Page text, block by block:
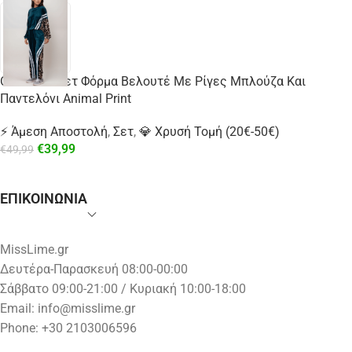
Oversized Σετ Φόρμα Βελουτέ Με Ρίγες Μπλούζα Και
Παντελόνι Animal Print
⚡ Άμεση Αποστολή, Σετ, 💎 Χρυσή Τομή (20€-50€)
€49,99 €39,99
ΕΠΙΚΟΙΝΩΝΙΑ
MissLime.gr
Δευτέρα-Παρασκευή 08:00-00:00
Σάββατο 09:00-21:00 / Κυριακή 10:00-18:00
Email: info@misslime.gr
Phone: +30 2103006596